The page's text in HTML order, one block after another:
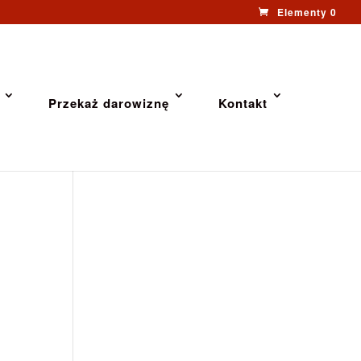
Elementy 0
Przekaż darowiznę Kontakt